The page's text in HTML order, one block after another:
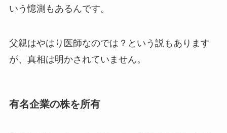
いう憶測もあるんです。
父親はやはり医師なのでは？という説もあります
が、真相は明かされていません。
有名企業の株を所有